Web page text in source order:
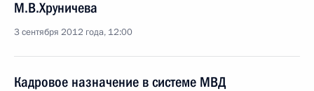
М.В.Хруничева
3 сентября 2012 года, 12:00
Кадровое назначение в системе МВД